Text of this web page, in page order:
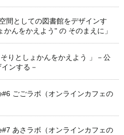
間としての図書館をデザインす
んをかえよう" の そのまえに」
りとしょかんをかえよう 」－公
ンする－
ごごラボ（オンラインカフェの
あさラボ（オンラインカフェの